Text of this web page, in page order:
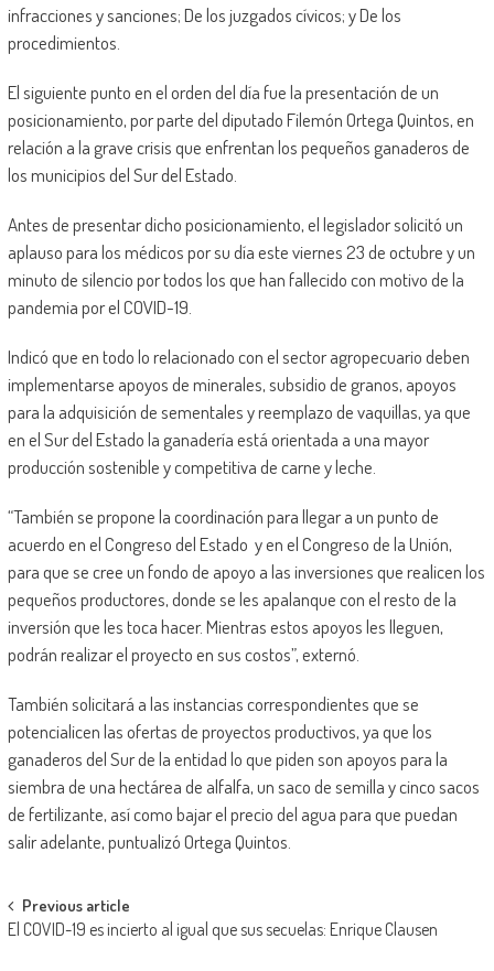
infracciones y sanciones; De los juzgados cívicos; y De los
procedimientos.
El siguiente punto en el orden del día fue la presentación de un
posicionamiento, por parte del diputado Filemón Ortega Quintos, en
relación a la grave crisis que enfrentan los pequeños ganaderos de
los municipios del Sur del Estado.
Antes de presentar dicho posicionamiento, el legislador solicitó un
aplauso para los médicos por su día este viernes 23 de octubre y un
minuto de silencio por todos los que han fallecido con motivo de la
pandemia por el COVID-19.
Indicó que en todo lo relacionado con el sector agropecuario deben
implementarse apoyos de minerales, subsidio de granos, apoyos
para la adquisición de sementales y reemplazo de vaquillas, ya que
en el Sur del Estado la ganadería está orientada a una mayor
producción sostenible y competitiva de carne y leche.
“También se propone la coordinación para llegar a un punto de
acuerdo en el Congreso del Estado y en el Congreso de la Unión,
para que se cree un fondo de apoyo a las inversiones que realicen los
pequeños productores, donde se les apalanque con el resto de la
inversión que les toca hacer. Mientras estos apoyos les lleguen,
podrán realizar el proyecto en sus costos”, externó.
También solicitará a las instancias correspondientes que se
potencialicen las ofertas de proyectos productivos, ya que los
ganaderos del Sur de la entidad lo que piden son apoyos para la
siembra de una hectárea de alfalfa, un saco de semilla y cinco sacos
de fertilizante, así como bajar el precio del agua para que puedan
salir adelante, puntualizó Ortega Quintos.
Post
navigation
Previous article
El COVID-19 es incierto al igual que sus secuelas: Enrique Clausen